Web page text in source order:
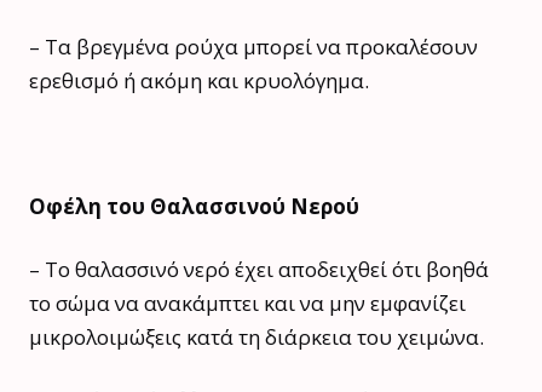
– Τα βρεγμένα ρούχα μπορεί να προκαλέσουν
ερεθισμό ή ακόμη και κρυολόγημα.
Οφέλη του Θαλασσινού Νερού
– Το θαλασσινό νερό έχει αποδειχθεί ότι βοηθά
το σώμα να ανακάμπτει και να μην εμφανίζει
μικρολοιμώξεις κατά τη διάρκεια του χειμώνα.